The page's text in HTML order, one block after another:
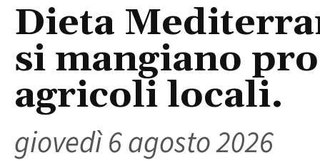
Dieta
si mangiano
agricoli locali.
giovedì 6 agosto 2026